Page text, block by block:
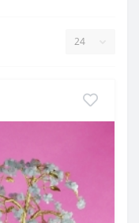
то помнят
талисман и дерево